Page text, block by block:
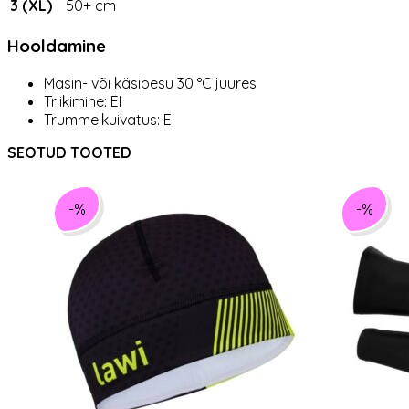
3 (XL) 50+ cm
Hooldamine
Masin- või käsipesu 30 °C juures
Triikimine: EI
Trummelkuivatus: EI
SEOTUD TOOTED
-% -%